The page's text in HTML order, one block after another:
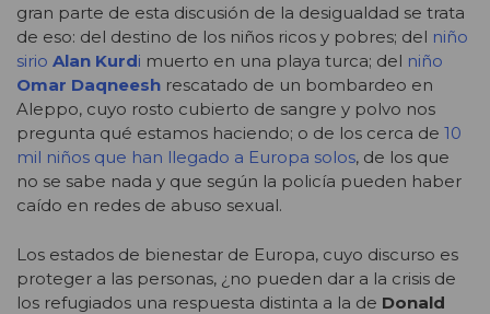
gran parte de esta discusión de la desigualdad se trata
de eso: del destino de los niños ricos y pobres; del niño
sirio Alan Kurdi muerto en una playa turca; del niño
Omar Daqneesh rescatado de un bombardeo en
Aleppo, cuyo rosto cubierto de sangre y polvo nos
pregunta qué estamos haciendo; o de los cerca de 10
mil niños que han llegado a Europa solos, de los que
no se sabe nada y que según la policía pueden haber
caído en redes de abuso sexual.
Los estados de bienestar de Europa, cuyo discurso es
proteger a las personas, ¿no pueden dar a la crisis de
los refugiados una respuesta distinta a la de Donald